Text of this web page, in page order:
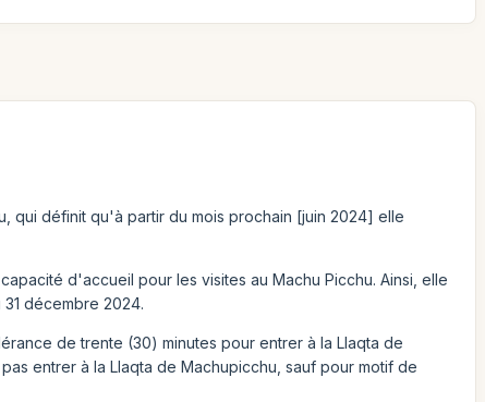
qui définit qu'à partir du mois prochain [juin 2024] elle
d'accueil pour les visites au Machu Picchu. Ainsi, elle
décembre 2024.
de trente (30) minutes pour entrer à la Llaqta de
entrer à la Llaqta de Machupicchu, sauf pour motif de